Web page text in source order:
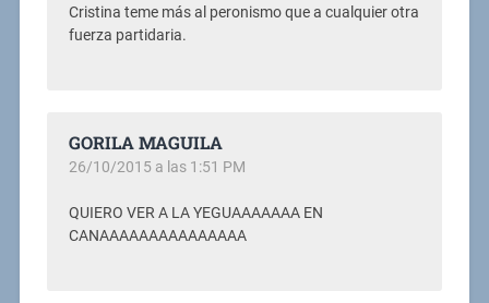
Cristina teme más al peronismo que a cualquier otra
fuerza partidaria.
GORILA MAGUILA
26/10/2015 a las 1:51 PM
QUIERO VER A LA YEGUAAAAAAA EN
CANAAAAAAAAAAAAAAA